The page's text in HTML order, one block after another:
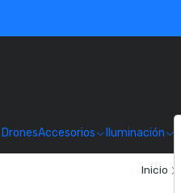
DronesAccesorios Iluminación
Inicio